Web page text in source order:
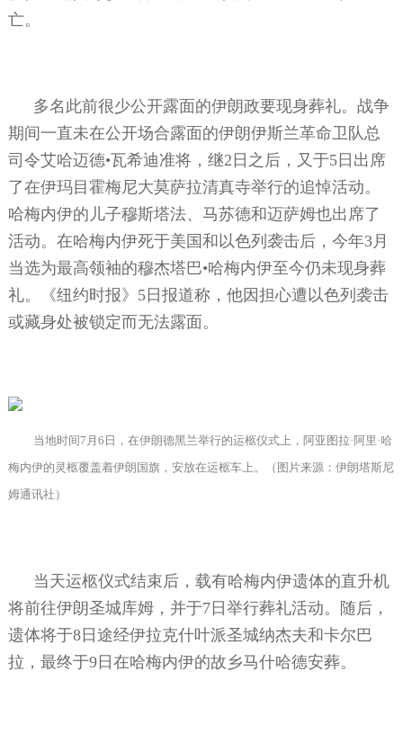
亡。
多名此前很少公开露面的伊朗政要现身葬礼。战争
期间一直未在公开场合露面的伊朗伊斯兰革命卫队总
司令艾哈迈德•瓦希迪准将，继2 日之后，又于5日出席
了在伊玛目霍梅尼大莫萨拉清真寺举行的追悼活动。
哈梅内伊的儿子穆斯塔法、马苏德和迈萨姆也出席了
活动。在哈梅内伊死于美国和以色列袭击后，今年3月
当选为最高领袖的穆杰塔巴•哈梅内伊至今仍未现身葬
礼。《纽约时报》 5日报道称，他因担心遭以色列袭击
或藏身处被锁定而无法露面。
当地时间7 月 6 日，在伊朗德黑兰举行的运柩仪式上，阿亚图拉·阿里·哈
梅内伊的灵柩覆盖着伊朗国旗，安放在运柩车上。（图片来源：伊朗塔斯尼
姆通讯社）
当天运柩仪式结束后，载有哈梅内伊遗体的直升机
将前往伊朗圣城库姆，并于7日举行葬礼活动。随后，
遗体将于8日途经伊拉克什叶派圣城纳杰夫和卡尔巴
拉，最终于9日在哈梅内伊的故乡马什哈德安葬。